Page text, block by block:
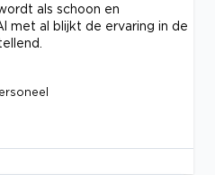
als schoon en
met al blijkt de ervaring in de